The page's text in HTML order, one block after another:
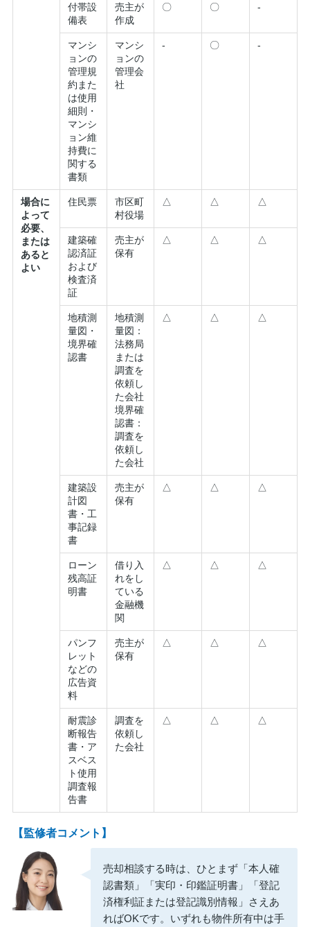
付帯設
備表
売主が
作成
〇 〇 -
マンシ
ョンの
管理規
約また
は使用
細則・
マンシ
ョン維
持費に
関する
書類
マンシ
ョンの
管理会
社
- 〇 -
場合に
よって
必要、
または
あると
よい
住民票
市区町
村役場
△ △ △
建築確
認済証
および
検査済
証
売主が
保有
△ △ △
地積測
量図・
境界確
認書
地積測
量図：
法務局
または
調査を
依頼し
た会社
境界確
認書：
調査を
依頼し
た会社
△ △ △
建築設
計図
書・工
事記録
書
売主が
保有
△ △ △
ローン
残高証
明書
借り入
れをし
ている
金融機
関
△ △ △
パンフ
レット
などの
広告資
料
売主が
保有
△ △ △
耐震診
断報告
書・ア
スベス
ト使用
調査報
告書
調査を
依頼し
た会社
△ △ △
【監修者コメント】
売却相談する時は、ひとまず「本人確
認書類」「実印・印鑑証明書」「登記
済権利証または登記識別情報」さえあ
ればOKです。いずれも物件所有中は手